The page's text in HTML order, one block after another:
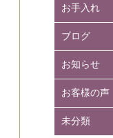
お手入れ
ブログ
お知らせ
お客様の声
未分類